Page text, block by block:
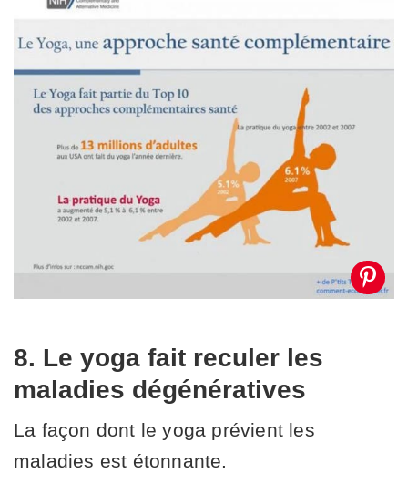
8. Le yoga fait reculer les
maladies dégénératives
La façon dont le yoga prévient les
maladies est étonnante.